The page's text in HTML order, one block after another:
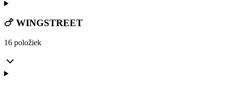
🍗 WINGSTREET
16 položiek